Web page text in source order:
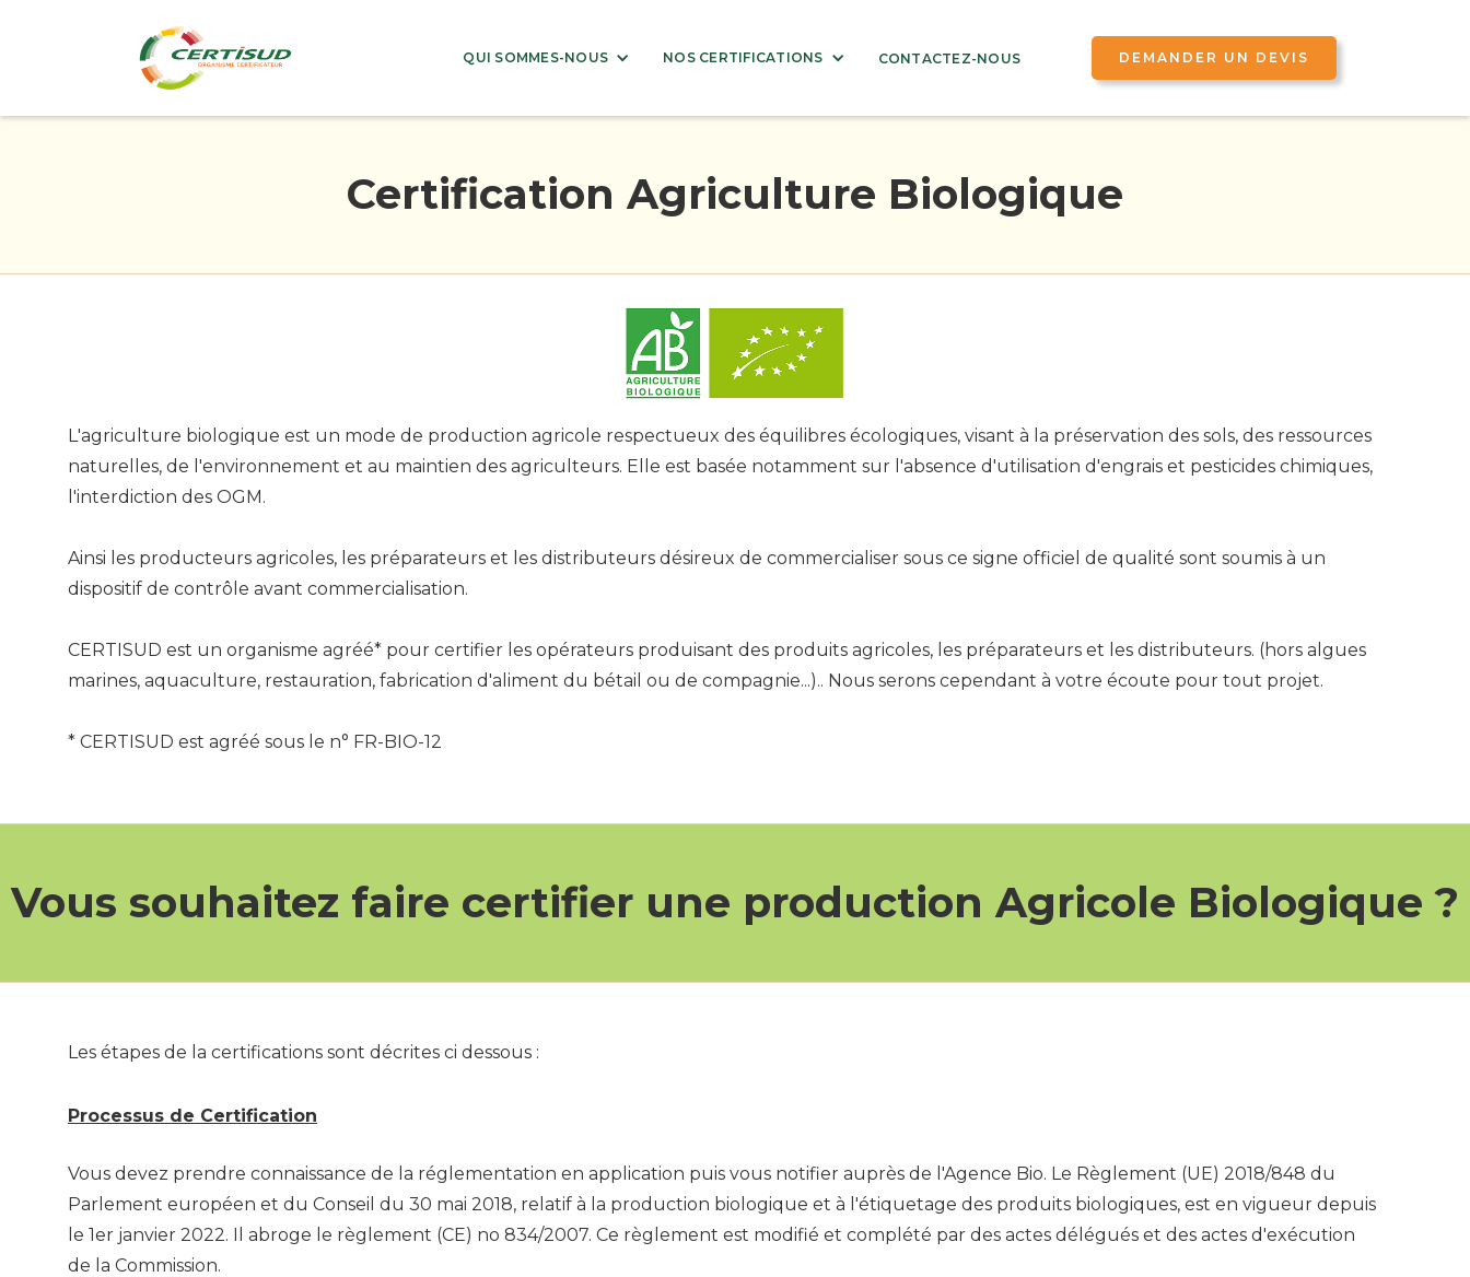
QUI SOMMES-NOUS NOS CERTIFICATIONS CONTACTEZ-NOUS DEMANDER UN DEVIS
Certification Agriculture Biologique
L'agriculture biologique est un mode de production agricole respectueux des équilibres écologiques, visant à la préservation des sols, des ressources
naturelles, de l'environnement et au maintien des agriculteurs. Elle est basée notamment sur l'absence d'utilisation d'engrais et pesticides chimiques,
l'interdiction des OGM.
Ainsi les producteurs agricoles, les préparateurs et les distributeurs désireux de commercialiser sous ce signe officiel de qualité sont soumis à un
dispositif de contrôle avant commercialisation.
CERTISUD est un organisme agréé* pour certifier les opérateurs produisant des produits agricoles, les préparateurs et les distributeurs. (hors algues
marines, aquaculture, restauration, fabrication d'aliment du bétail ou de compagnie...).. Nous serons cependant à votre écoute pour tout projet.
* CERTISUD est agréé sous le n° FR-BIO-12
Vous souhaitez faire certifier une production Agricole Biologique ?
Les étapes de la certifications sont décrites ci dessous :
Processus de Certification
Vous devez prendre connaissance de la réglementation en application puis vous notifier auprès de l'Agence Bio. Le Règlement (UE) 2018/848 du
Parlement européen et du Conseil du 30 mai 2018, relatif à la production biologique et à l'étiquetage des produits biologiques, est en vigueur depuis
le 1er janvier 2022. Il abroge le règlement (CE) no 834/2007. Ce règlement est modifié et complété par des actes délégués et des actes d'exécution
de la Commission.